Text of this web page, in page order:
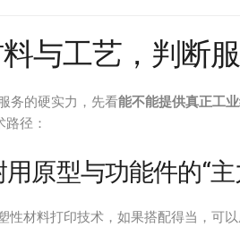
与工艺，判断
务的硬实力，先看能不能提供真正工
径：
用原型与功能件的“主
性材料打印技术，如果搭配得当，可